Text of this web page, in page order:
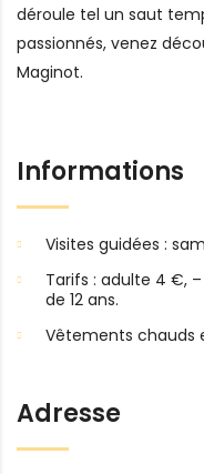
déroule tel un saut
passionnés, venez
Maginot.
Informations
Visites guidées :
Tarifs : adulte 4 €,
de 12 ans.
Vêtements chauds
Adresse